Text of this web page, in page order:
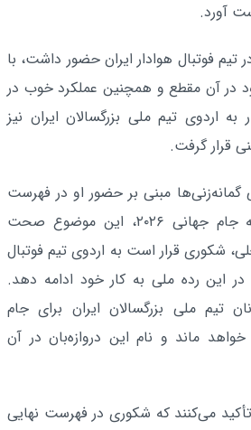
آورد.
فوتبال هوادار ایران حضور داشت، با
در آن مقطع و همچنین عملکرد خوب در
به اردوی تیم ملی بزرگسالان ایران نیز
قرار گرفت.
گمانه‌زنی‌ها مبنی بر حضور او در فهرست
اعزامی تیم ملی ایران به جام جهانی ۲۰۲۶، این موضوع صحت
شکوری قرار است به اردوی تیم فوتبال
این رده ملی به کار خود ادامه دهد.
تیم ملی بزرگسالان ایران برای جام
ماند و نام این دروازه‌بان در آن
می‌کنند که شکوری در فهرست نهایی